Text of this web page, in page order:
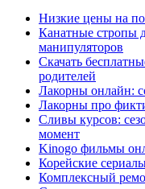
Низкие цены на
Канатные стропы
манипуляторов
Скачать
родителей
Лакорны онлайн:
Лакорны про
Сливы курсов:
момент
Kinogo фильмы
Корейские
Комплексный